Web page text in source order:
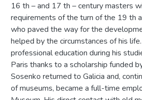
16 th – and 17 th – century masters
requirements of the turn of the 19 th
who paved the way for the
helped by the circumstances of his
professional education during his
Paris thanks to a scholarship funded
Sosenko returned to Galicia and,
of museums, became a full-time